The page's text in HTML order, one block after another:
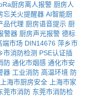
厨房离人报警 厨房人
忘关火提醒器 AI智能厨
品代理 厨房语音提示 厨
警器 厨房声光报警 德标
端市场 DIN14676 萍乡市
市消防检测 PSE认证插
防 通化市烟感 通化市安
器 工业消防 高温环境 防
上海市厨房安全
上海市家
莞市消防 东莞市消防检